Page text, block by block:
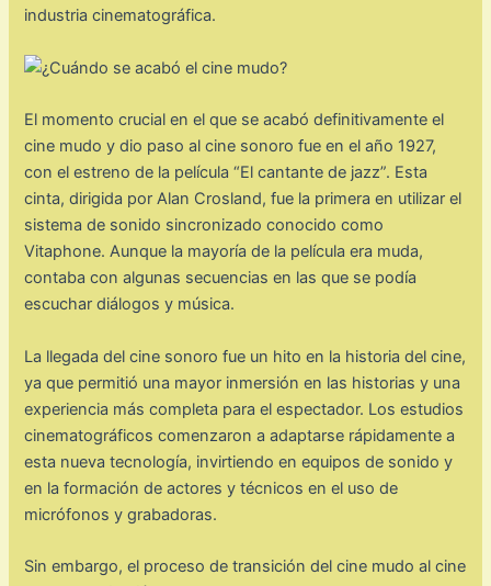
industria cinematográfica.
El momento crucial en el que se acabó definitivamente el
cine mudo y dio paso al cine sonoro fue en el año 1927,
con el estreno de la película “El cantante de jazz”. Esta
cinta, dirigida por Alan Crosland, fue la primera en utilizar el
sistema de sonido sincronizado conocido como
Vitaphone. Aunque la mayoría de la película era muda,
contaba con algunas secuencias en las que se podía
escuchar diálogos y música.
La llegada del cine sonoro fue un hito en la historia del cine,
ya que permitió una mayor inmersión en las historias y una
experiencia más completa para el espectador. Los estudios
cinematográficos comenzaron a adaptarse rápidamente a
esta nueva tecnología, invirtiendo en equipos de sonido y
en la formación de actores y técnicos en el uso de
micrófonos y grabadoras.
Sin embargo, el proceso de transición del cine mudo al cine